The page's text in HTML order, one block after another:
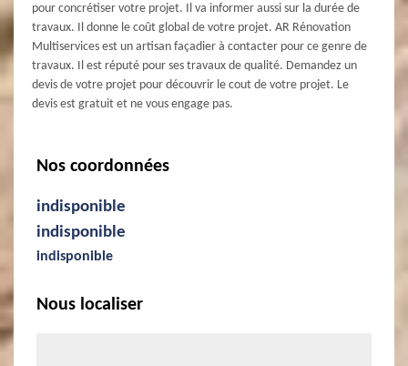
pour concrétiser votre projet. Il va informer aussi sur la durée de
travaux. Il donne le coût global de votre projet. AR Rénovation
Multiservices est un artisan façadier à contacter pour ce genre de
travaux. Il est réputé pour ses travaux de qualité. Demandez un
devis de votre projet pour découvrir le cout de votre projet. Le
devis est gratuit et ne vous engage pas.
Nos coordonnées
indisponible
indisponible
indisponible
Nous localiser